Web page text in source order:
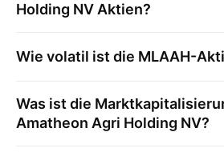
Holding NV Aktien?
Wie volatil ist die MLAAH-
Was ist die
Amatheon Agri Holding NV?